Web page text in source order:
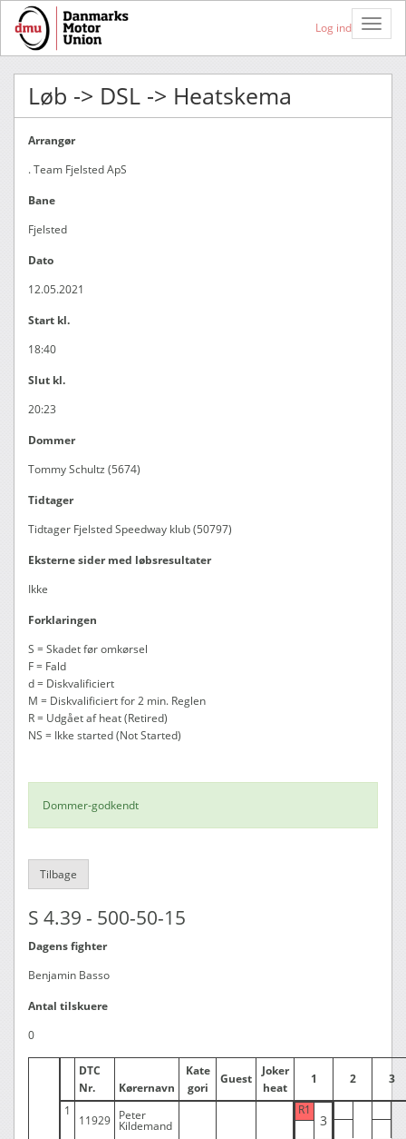
Toggle
Log ind
Løb -> DSL -> Heatskema
Arrangør
. Team Fjelsted ApS
Bane
Fjelsted
Dato
12.05.2021
Start kl.
18:40
Slut kl.
20:23
Dommer
Tommy Schultz (5674)
Tidtager
Tidtager Fjelsted Speedway klub (50797)
Eksterne sider med løbsresultater
Ikke
Forklaringen
S = Skadet før omkørsel
F = Fald
d = Diskvalificiert
M = Diskvalificiert for 2 min. Reglen
R = Udgået af heat (Retired)
NS = Ikke started (Not Started)
Dommer-godkendt
Tilbage
S 4.39 - 500-50-15
Dagens fighter
Benjamin Basso
Antal tilskuere
0
DTC
Nr.
Kørernavn
Kate
gori
Guest
Joker
heat
1 2 3
1
11929 Peter
Kildemand
R1
3